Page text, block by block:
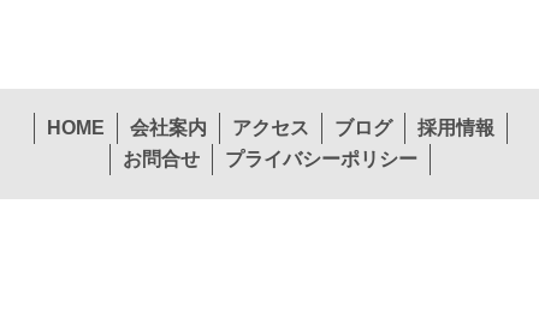
HOME 会社案内 アクセス ブログ
採用情報
お問合せ
プライバシーポリシー